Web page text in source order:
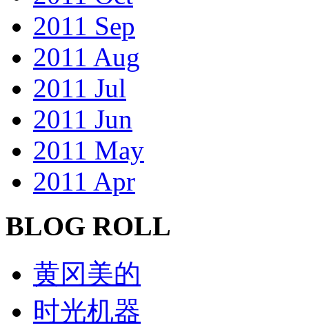
2011 Sep
2011 Aug
2011 Jul
2011 Jun
2011 May
2011 Apr
BLOG ROLL
黄冈美的
时光机器